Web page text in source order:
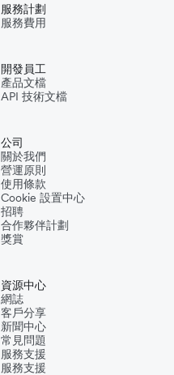
服務計劃
服務費用
開發員工
產品文檔
API 技術文檔
公司
關於我們
營運原則
使用條款
Cookie 設置中心
招聘
合作夥伴計劃
獎賞
資源中心
網誌
客戶分享
新聞中心
常見問題
服務支援
服務支援